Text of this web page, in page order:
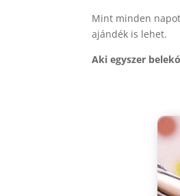
Mint minden
ajándék is lehet.
Aki egyszer